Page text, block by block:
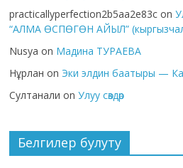
practicallyperfection2b5aa2e83c on
“АЛМА ӨСПӨГӨН АЙЫЛ”
Nusya on Мадина ТУРАЕВА
Нұрлан on Эки элдин баатыры —
Султанали onУлуу сөздөр
Белгилер булуту